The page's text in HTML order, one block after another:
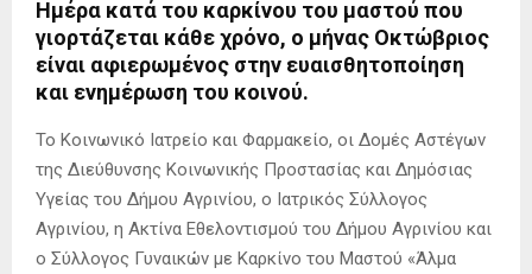
Ημέρα κατά του καρκίνου του μαστού που
γιορτάζεται κάθε χρόνο, ο μήνας Οκτώβριος
είναι αφιερωμένος στην ευαισθητοποίηση
και ενημέρωση του κοινού.
Το Κοινωνικό Ιατρείο και Φαρμακείο, οι Δομές Αστέγων
της Διεύθυνσης Κοινωνικής Προστασίας και Δημόσιας
Υγείας του Δήμου Αγρινίου, o Ιατρικός Σύλλογος
Αγρινίου, η Ακτίνα Εθελοντισμού του Δήμου Αγρινίου και
ο Σύλλογος Γυναικών με Καρκίνο του Μαστού «Άλμα